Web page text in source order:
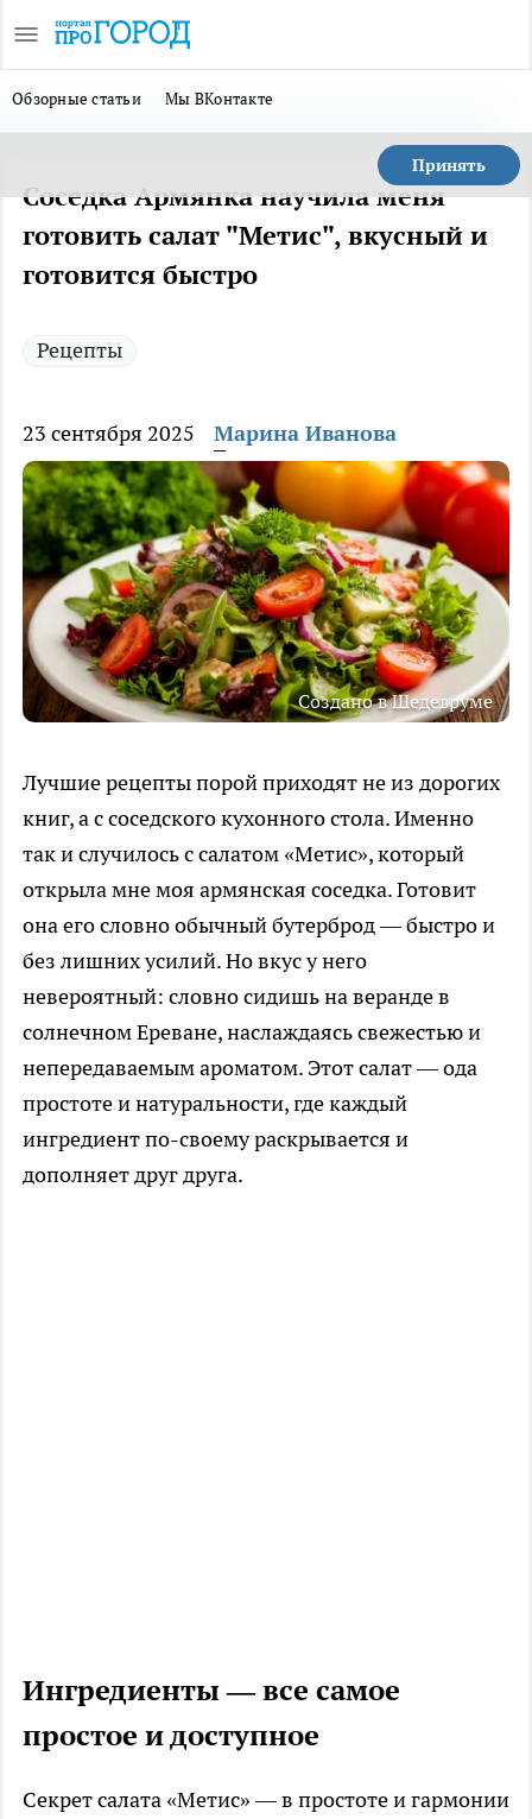
Обзорные статьи Мы ВКонтакте
Принять
Соседка Армянка научила меня
готовить салат "Метис", вкусный и
готовится быстро
Рецепты
23 сентября 2025 Марина Иванова
Создано в Шедевруме
Лучшие рецепты порой приходят не из дорогих
книг, а с соседского кухонного стола. Именно
так и случилось с салатом «Метис», который
открыла мне моя армянская соседка. Готовит
она его словно обычный бутерброд — быстро и
без лишних усилий. Но вкус у него
невероятный: словно сидишь на веранде в
солнечном Ереване, наслаждаясь свежестью и
непередаваемым ароматом. Этот салат — ода
простоте и натуральности, где каждый
ингредиент по-своему раскрывается и
дополняет друг друга.
Ингредиенты — все самое
простое и доступное
Секрет салата «Метис» — в простоте и гармонии